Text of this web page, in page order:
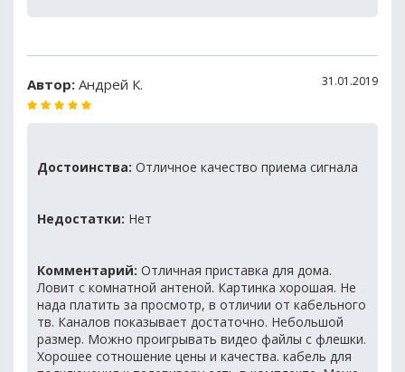
Автор: Андрей К. 31.01.2019
Достоинства: Отличное качество приема сигнала
Недостатки: Нет
Комментарий: Отличная приставка для дома.
Ловит с комнатной антеной. Картинка хорошая. Не
нада платить за просмотр, в отличии от кабельного
тв. Каналов показывает достаточно. Небольшой
размер. Можно проигрывать видео файлы с флешки.
Хорошее сотношение цены и качества. кабель для